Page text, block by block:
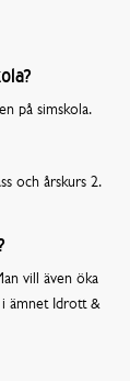
på simskola.
och årskurs 2.
vill även öka
i ämnet Idrott &